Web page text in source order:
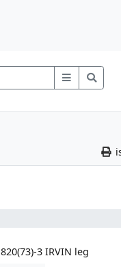
820(73)-3 IRVIN leg